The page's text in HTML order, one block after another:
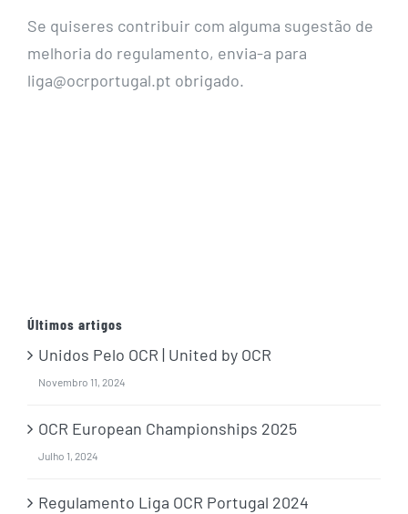
Se quiseres contribuir com alguma sugestão de
melhoria do regulamento, envia-a para
liga@ocrportugal.pt obrigado.
Últimos artigos
Unidos Pelo OCR | United by OCR
Novembro 11, 2024
OCR European Championships 2025
Julho 1, 2024
Regulamento Liga OCR Portugal 2024